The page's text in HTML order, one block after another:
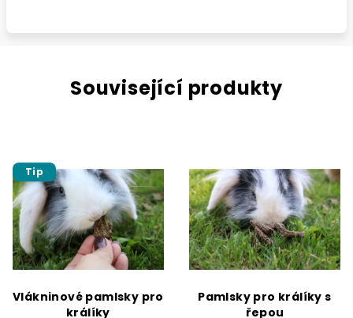
Související produkty
Tip
Vlákninové pamlsky pro
králíky
Pamlsky pro králíky s
řepou